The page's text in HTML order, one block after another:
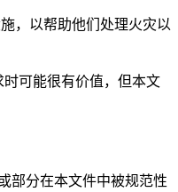
，以帮助他们处理火灾以
可能很有价值，但本文
部分在本文件中被规范性